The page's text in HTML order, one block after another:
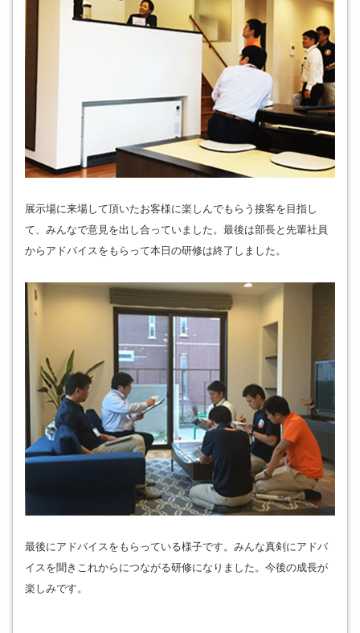
展示場に来場して頂いたお客様に楽しんでもらう接客を目指し
て、みんなで意見を出し合っていました。最後は部長と先輩社員
からアドバイスをもらって本日の研修は終了しました。
最後にアドバイスをもらっている様子です。みんな真剣にアドバ
イスを聞きこれからにつながる研修になりました。今後の成長が
楽しみです。